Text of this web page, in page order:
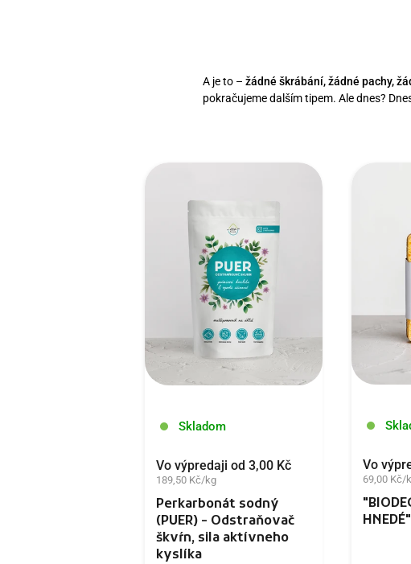
A je to – žádné škrábání, žádné pachy,
pokračujeme dalším tipem. Ale dnes?
Skladom
Vo výpredaji od 3,00 Kč
189,50 Kč/kg
Perkarbonát sodný
(PUER) - Odstraňovač
škvŕn, sila aktívneho
kyslíka
Vo
69,00 Kč/